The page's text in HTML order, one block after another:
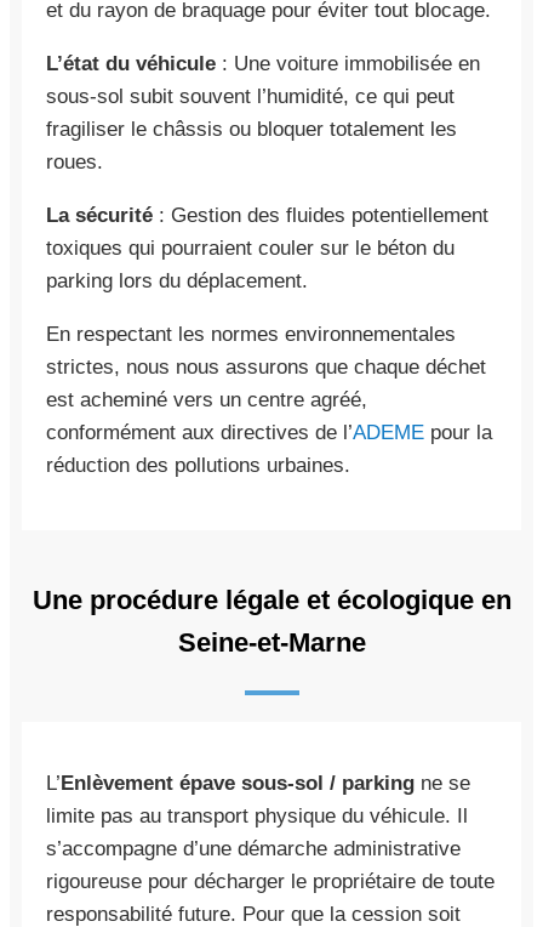
et du rayon de braquage pour éviter tout blocage.
L’état du véhicule : Une voiture immobilisée en
sous-sol subit souvent l’humidité, ce qui peut
fragiliser le châssis ou bloquer totalement les
roues.
La sécurité : Gestion des fluides potentiellement
toxiques qui pourraient couler sur le béton du
parking lors du déplacement.
En respectant les normes environnementales
strictes, nous nous assurons que chaque déchet
est acheminé vers un centre agréé,
conformément aux directives de l’ADEME pour la
réduction des pollutions urbaines.
Une procédure légale et écologique en
Seine-et-Marne
L’Enlèvement épave sous-sol / parking ne se
limite pas au transport physique du véhicule. Il
s’accompagne d’une démarche administrative
rigoureuse pour décharger le propriétaire de toute
responsabilité future. Pour que la cession soit